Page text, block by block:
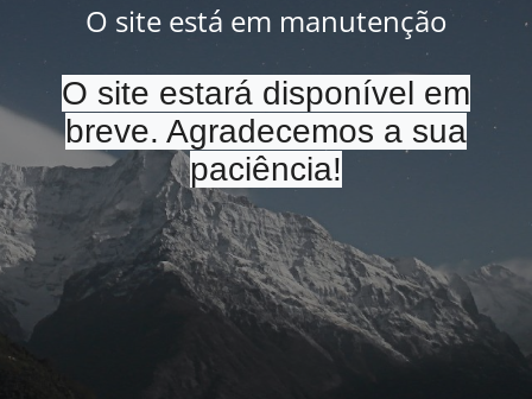
O site está em manutenção
O site estará disponível em
breve. Agradecemos a sua
paciência!